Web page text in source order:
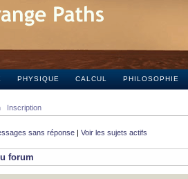
PHYSIQUE CALCUL PHILOSOPHIE
Inscription
sans réponse | Voir les sujets actifs
forum